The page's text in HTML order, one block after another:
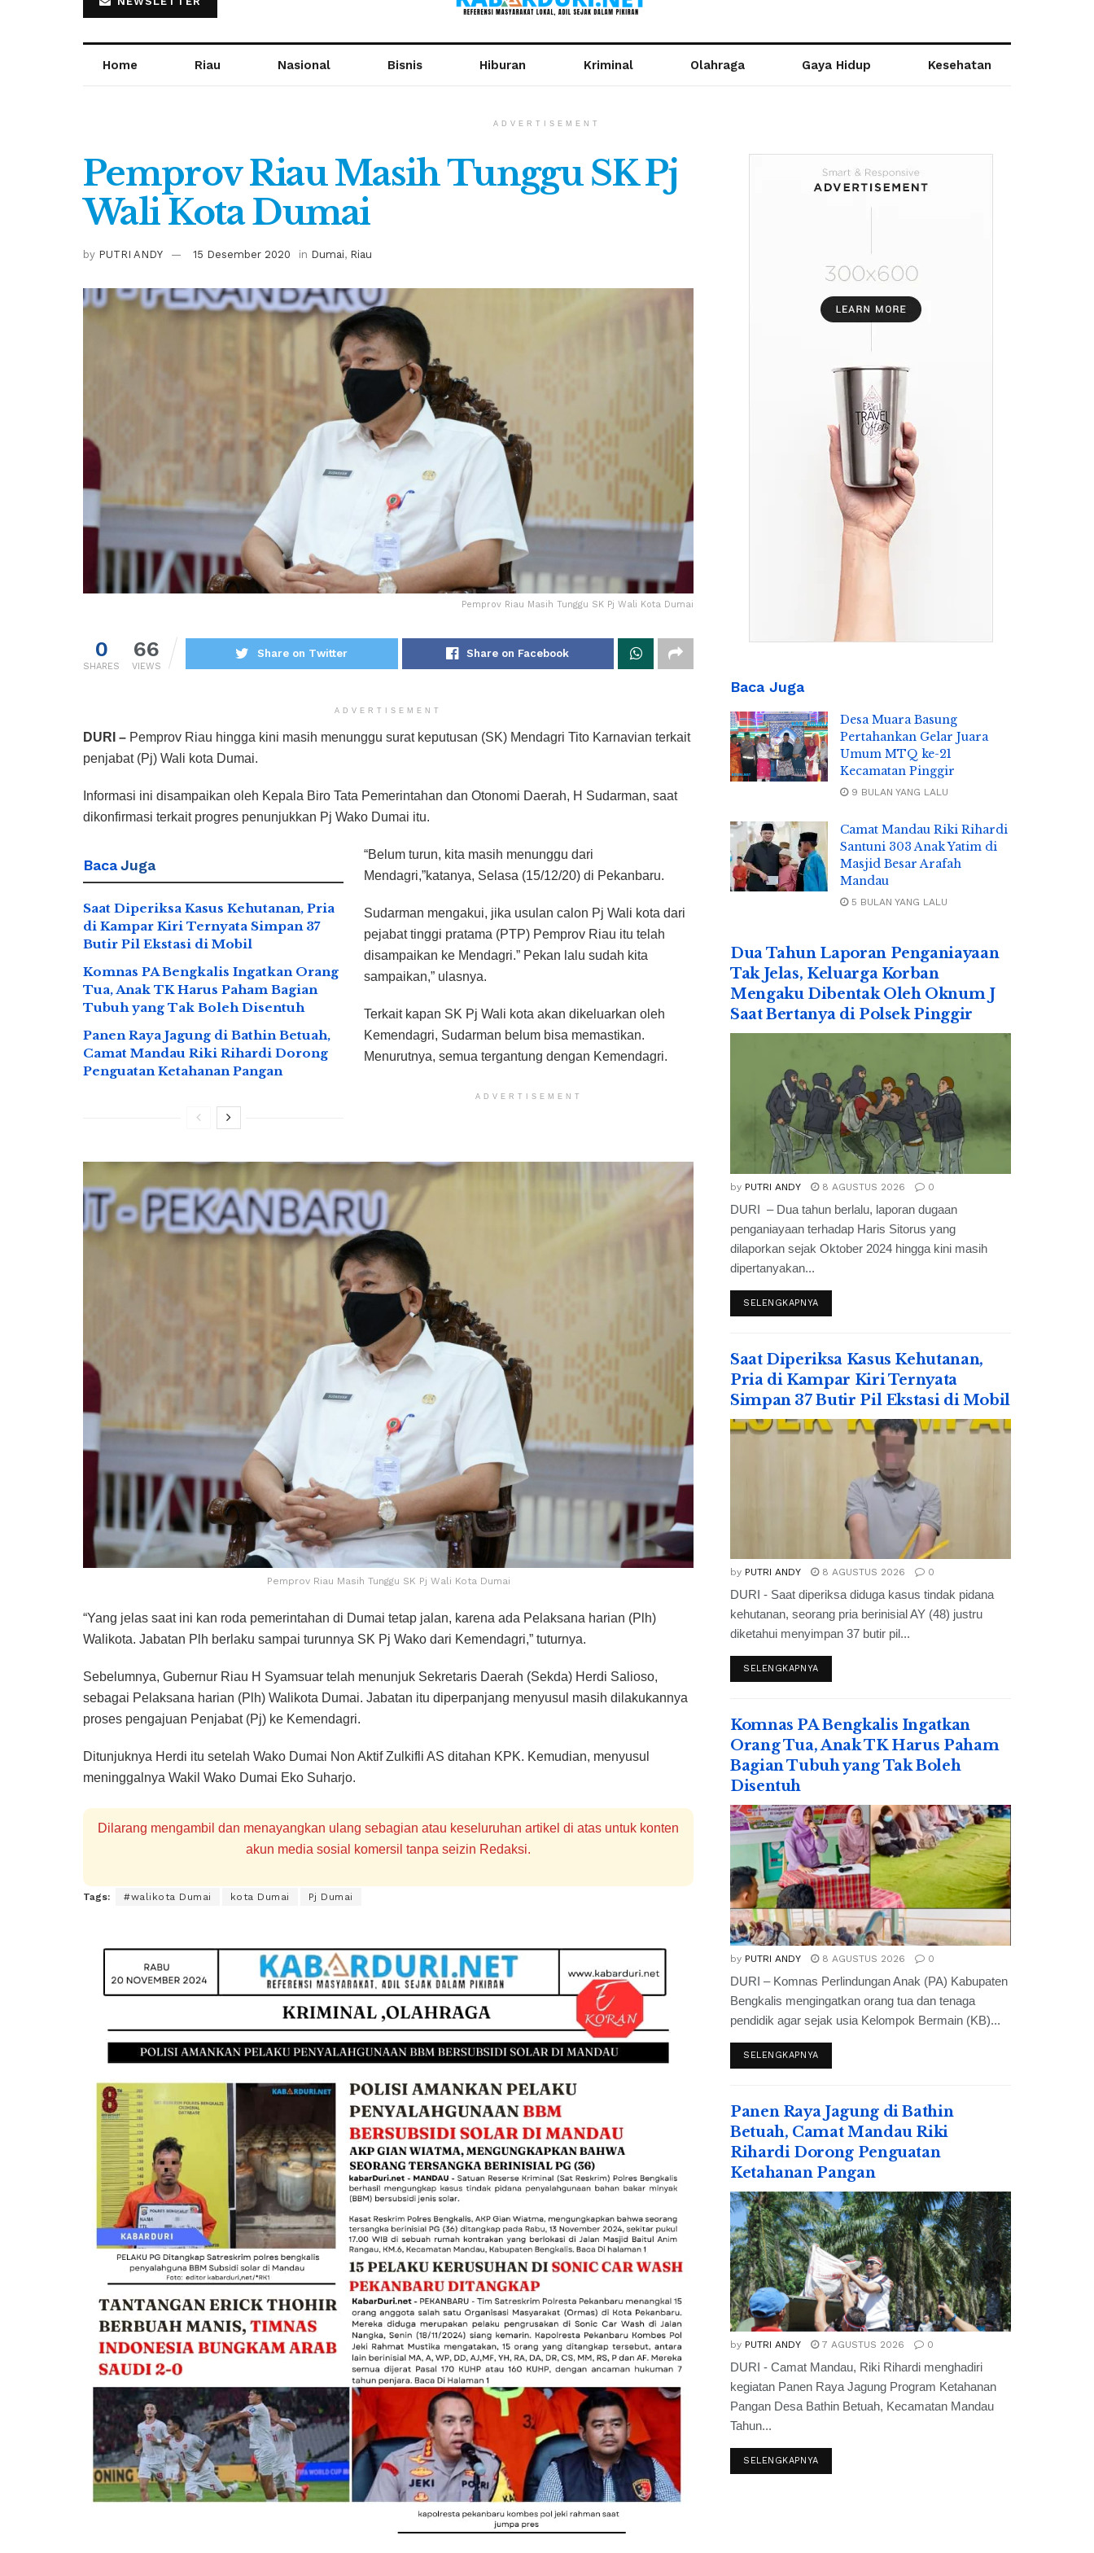
Home Riau Nasional Bisnis Hiburan Kriminal Olahraga Gaya Hidup Kesehatan
ADVERTISEMENT
Pemprov Riau Masih Tunggu SK Pj
Wali Kota Dumai
by PUTRI ANDY 15 Desember 2020 in Dumai, Riau
Pemprov Riau Masih Tunggu SK Pj Wali Kota Dumai
0
SHARES
66
VIEWS
Share on Twitter Share on Facebook
ADVERTISEMENT
DURI – Pemprov Riau hingga kini masih menunggu surat keputusan (SK) Mendagri Tito Karnavian terkait
penjabat (Pj) Wali kota Dumai.
Informasi ini disampaikan oleh Kepala Biro Tata Pemerintahan dan Otonomi Daerah, H Sudarman, saat
dikonfirmasi terkait progres penunjukkan Pj Wako Dumai itu.
BacaJuga
Saat Diperiksa Kasus Kehutanan, Pria
di Kampar Kiri Ternyata Simpan 37
Butir Pil Ekstasi di Mobil
Komnas PA Bengkalis Ingatkan Orang
Tua, Anak TK Harus Paham Bagian
Tubuh yang Tak Boleh Disentuh
Panen Raya Jagung di Bathin Betuah,
Camat Mandau Riki Rihardi Dorong
Penguatan Ketahanan Pangan
“Belum turun, kita masih menunggu dari
Mendagri,”katanya, Selasa (15/12/20) di Pekanbaru.
Sudarman mengakui, jika usulan calon Pj Wali kota dari
pejabat tinggi pratama (PTP) Pemprov Riau itu telah
disampaikan ke Mendagri.” Pekan lalu sudah kita
sampaikan,” ulasnya.
Terkait kapan SK Pj Wali kota akan dikeluarkan oleh
Kemendagri, Sudarman belum bisa memastikan.
Menurutnya, semua tergantung dengan Kemendagri.
ADVERTISEMENT
Pemprov Riau Masih Tunggu SK Pj Wali Kota Dumai
“Yang jelas saat ini kan roda pemerintahan di Dumai tetap jalan, karena ada Pelaksana harian (Plh)
Walikota. Jabatan Plh berlaku sampai turunnya SK Pj Wako dari Kemendagri,” tuturnya.
Sebelumnya, Gubernur Riau H Syamsuar telah menunjuk Sekretaris Daerah (Sekda) Herdi Salioso,
sebagai Pelaksana harian (Plh) Walikota Dumai. Jabatan itu diperpanjang menyusul masih dilakukannya
proses pengajuan Penjabat (Pj) ke Kemendagri.
Ditunjuknya Herdi itu setelah Wako Dumai Non Aktif Zulkifli AS ditahan KPK. Kemudian, menyusul
meninggalnya Wakil Wako Dumai Eko Suharjo.
Dilarang mengambil dan menayangkan ulang sebagian atau keseluruhan artikel di atas untuk konten
akun media sosial komersil tanpa seizin Redaksi.
Tags: #walikota Dumai kota Dumai Pj Dumai
Baca Juga
Desa Muara Basung
Pertahankan Gelar Juara
Umum MTQ ke-21
Kecamatan Pinggir
9 BULAN YANG LALU
Camat Mandau Riki Rihardi
Santuni 303 Anak Yatim di
Masjid Besar Arafah
Mandau
5 BULAN YANG LALU
Dua Tahun Laporan Penganiayaan
Tak Jelas, Keluarga Korban
Mengaku Dibentak Oleh Oknum J
Saat Bertanya di Polsek Pinggir
by PUTRI ANDY 8 AGUSTUS 2026 0
DURI – Dua tahun berlalu, laporan dugaan
penganiayaan terhadap Haris Sitorus yang
dilaporkan sejak Oktober 2024 hingga kini masih
dipertanyakan...
SELENGKAPNYA
Saat Diperiksa Kasus Kehutanan,
Pria di Kampar Kiri Ternyata
Simpan 37 Butir Pil Ekstasi di Mobil
by PUTRI ANDY 8 AGUSTUS 2026 0
DURI - Saat diperiksa diduga kasus tindak pidana
kehutanan, seorang pria berinisial AY (48) justru
diketahui menyimpan 37 butir pil...
SELENGKAPNYA
Komnas PA Bengkalis Ingatkan
Orang Tua, Anak TK Harus Paham
Bagian Tubuh yang Tak Boleh
Disentuh
by PUTRI ANDY 8 AGUSTUS 2026 0
DURI – Komnas Perlindungan Anak (PA) Kabupaten
Bengkalis mengingatkan orang tua dan tenaga
pendidik agar sejak usia Kelompok Bermain (KB)...
SELENGKAPNYA
Panen Raya Jagung di Bathin
Betuah, Camat Mandau Riki
Rihardi Dorong Penguatan
Ketahanan Pangan
by PUTRI ANDY 7 AGUSTUS 2026 0
DURI - Camat Mandau, Riki Rihardi menghadiri
kegiatan Panen Raya Jagung Program Ketahanan
Pangan Desa Bathin Betuah, Kecamatan Mandau
Tahun...
SELENGKAPNYA